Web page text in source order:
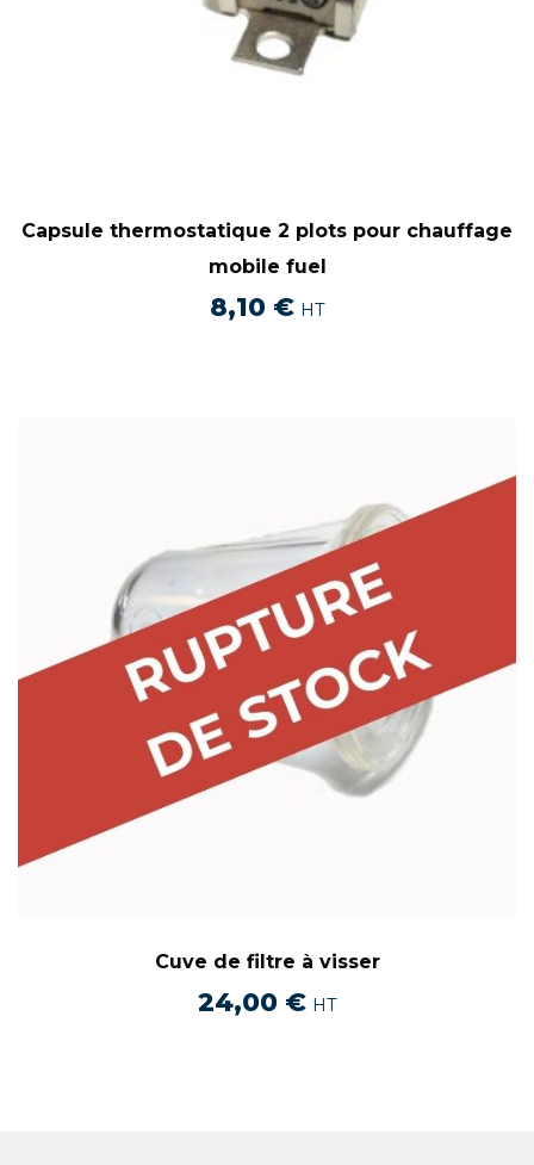
Capsule thermostatique 2 plots pour chauffage
mobile fuel
8,10 € HT
Cuve de filtre à visser
24,00 € HT